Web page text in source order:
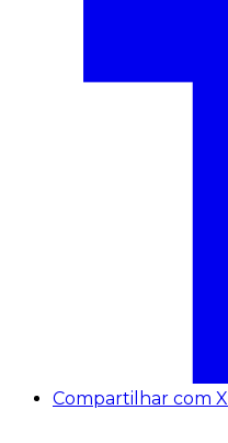
Compartilhar com X